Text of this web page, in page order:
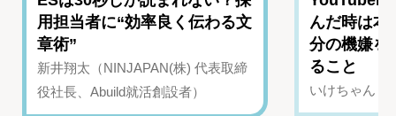
用担当者に“効率良く伝わる文
章術”
新井翔太（NINJAPAN(株) 代表取締
役社長、Abuild就活創設者）
んだ時は
分の機嫌を
ること
いけちゃん（